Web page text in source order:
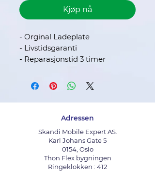
Kjøp nå
- Orginal Ladeplate
- Livstidsgaranti
- Reparasjonstid 3 timer
Adressen
Skandi Mobile Expert AS.
Karl Johans Gate 5
0154, Oslo
Thon Flex bygningen
Ringeklokken : 412